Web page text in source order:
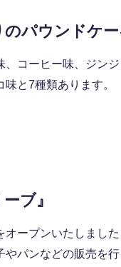
パウンドケー
、コーヒー味、ジン
と7種類あります。
ブ』
ープンいたしました
やパンなどの販売を行